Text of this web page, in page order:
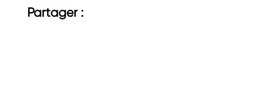
Partager :